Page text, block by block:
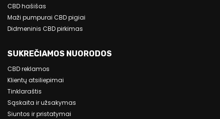
CBD hašišas
Maži pumpurai CBD pigiai
Didmeninis CBD pirkimas
SUKREČIAMOS NUORODOS
CBD reklamos
Klientų atsiliepimai
Tinklaraštis
Sąskaita ir užsakymas
Siuntos ir pristatymai